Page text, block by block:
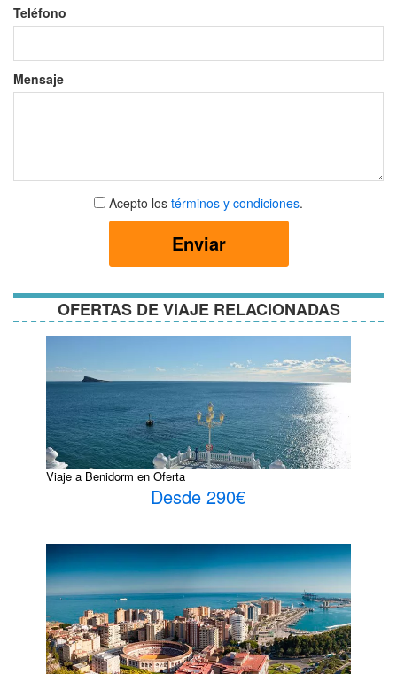
Teléfono
Mensaje
Aceptar
términos
Acepto los términos y condiciones.
Enviar
OFERTAS DE VIAJE RELACIONADAS
Viaje a Benidorm en Oferta
Desde 290€